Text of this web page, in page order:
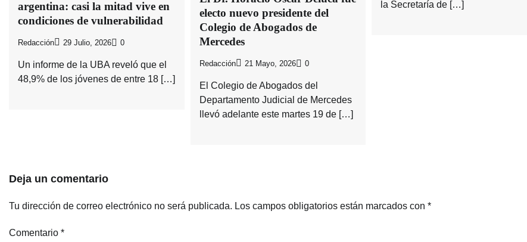
argentina: casi la mitad vive en
condiciones de vulnerabilidad
Redacción 29 Julio, 2026 0
Un informe de la UBA reveló que el
48,9% de los jóvenes de entre 18 […]
electo nuevo presidente del
Colegio de Abogados de
Mercedes
Redacción 21 Mayo, 2026 0
El Colegio de Abogados del
Departamento Judicial de Mercedes
llevó adelante este martes 19 de […]
la Secretaría de […]
Deja un comentario
Tu dirección de correo electrónico no será publicada. Los campos obligatorios están marcados con *
Comentario *